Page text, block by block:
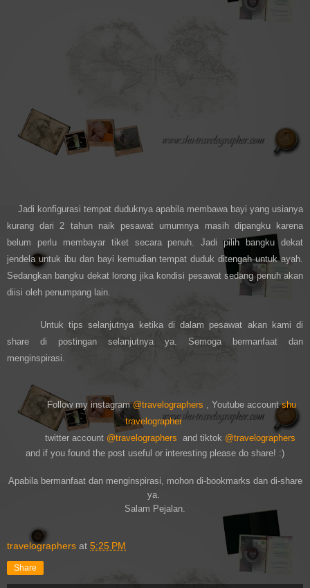
Jadi konfigurasi tempat duduknya apabila membawa bayi yang usianya
kurang dari 2 tahun naik pesawat umumnya masih dipangku karena
belum perlu membayar tiket secara penuh. Jadi pilih bangku dekat
jendela untuk ibu dan bayi kemudian tempat duduk ditengah untuk ayah.
Sedangkan bangku dekat lorong jika kondisi pesawat sedang penuh akan
diisi oleh penumpang lain.
Untuk tips selanjutnya ketika di dalam pesawat akan kami di
share di postingan selanjutnya ya. Semoga bermanfaat dan
menginspirasi.
Follow my instagram@travelographers , Youtube accountshu
travelographer
twitter account @travelographers and tiktok @travelographers
and if you found the post useful or interesting please do share! :)
Apabila bermanfaat dan menginspirasi, mohon di-bookmarks dan di-s hare
ya
Salam Pejalan.
travelographers at 5:25 PM
Share